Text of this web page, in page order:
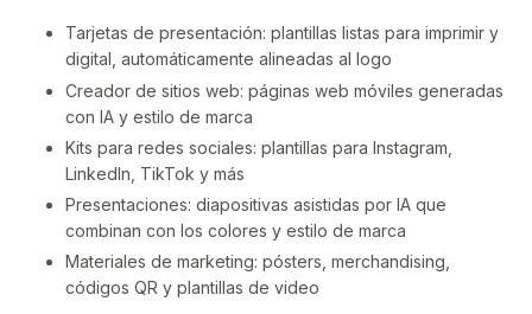
Tarjetas de presentación: plantillas listas para imprimir y
digital, automáticamente alineadas al logo
Creador de sitios web: páginas web móviles generadas
con IA y estilo de marca
Kits para redes sociales: plantillas para Instagram,
LinkedIn, TikTok y más
Presentaciones: diapositivas asistidas por IA que
combinan con los colores y estilo de marca
Materiales de marketing: pósters, merchandising,
códigos QR y plantillas de video